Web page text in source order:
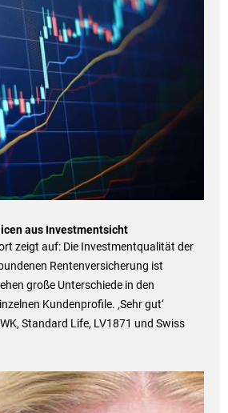
aus Investmentsicht
zeigt auf: Die Investmentqualität der
Rentenversicherung ist
große Unterschiede in den
Kundenprofile. ‚Sehr gut‘
Standard Life, LV1871 und Swiss